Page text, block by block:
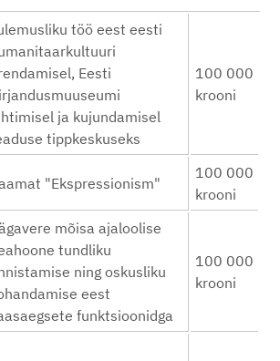
töö eest eesti
Eesti
ja kujundamisel
tippkeskuseks
100 000
krooni
"Ekspressionism"
100 000
krooni
mõisa ajaloolise
tundliku
ning oskusliku
eest
funktsioonidga
100 000
krooni